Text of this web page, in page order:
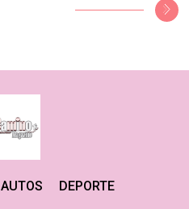
AUTOS DEPORTE